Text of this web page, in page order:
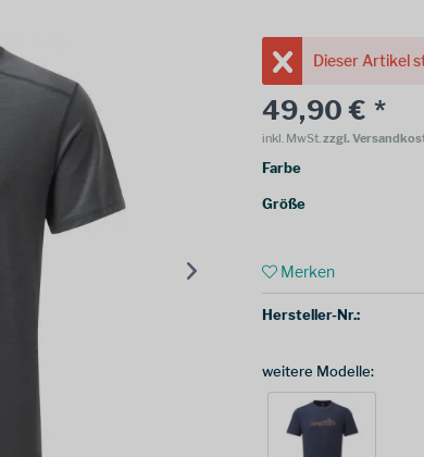
Dieser Artikel
49,90 € *
inkl. MwSt.zzgl.
Farbe
Größe
Merken
Hersteller-Nr.:
weitere Modelle: